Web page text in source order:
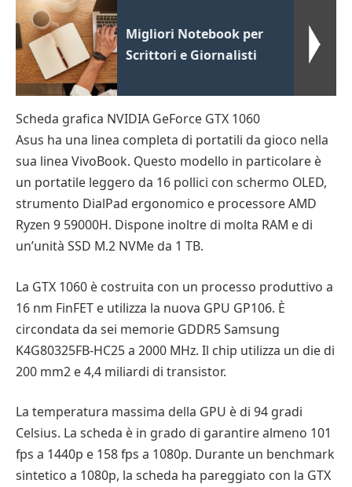
Migliori Notebook per
Scrittori e Giornalisti
Scheda grafica NVIDIA GeForce GTX 1060
Asus ha una linea completa di portatili da gioco nella
sua linea VivoBook. Questo modello in particolare è
un portatile leggero da 16 pollici con schermo OLED,
strumento DialPad ergonomico e processore AMD
Ryzen 9 59000H. Dispone inoltre di molta RAM e di
un’unità SSD M.2 NVMe da 1 TB.
La GTX 1060 è costruita con un processo produttivo a
16 nm FinFET e utilizza la nuova GPU GP106. È
circondata da sei memorie GDDR5 Samsung
K4G80325FB-HC25 a 2000 MHz. Il chip utilizza un die di
200 mm2 e 4,4 miliardi di transistor.
La temperatura massima della GPU è di 94 gradi
Celsius. La scheda è in grado di garantire almeno 101
fps a 1440p e 158 fps a 1080p. Durante un benchmark
sintetico a 1080p, la scheda ha pareggiato con la GTX